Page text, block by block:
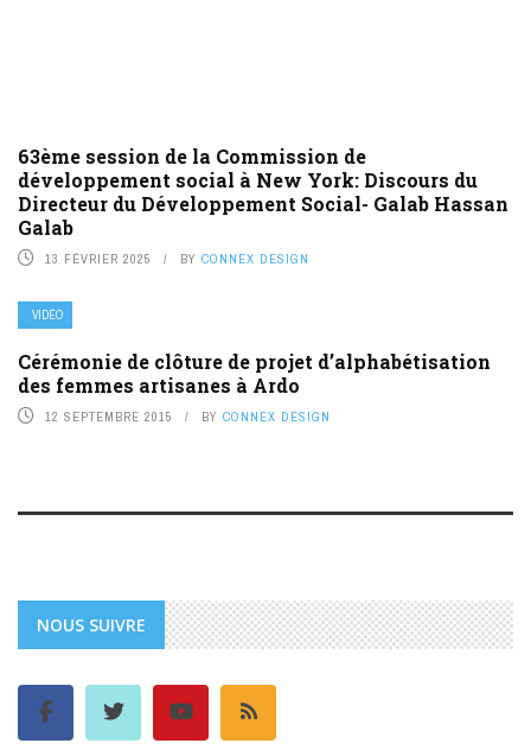
63ème session de la Commission de
développement social à New York: Discours du
Directeur du Développement Social- Galab Hassan
Galab
13 FÉVRIER 2025 BY CONNEX DESIGN
VIDÉO
Cérémonie de clôture de projet d’alphabétisation
des femmes artisanes à Ardo
12 SEPTEMBRE 2015 BY CONNEX DESIGN
NOUS SUIVRE